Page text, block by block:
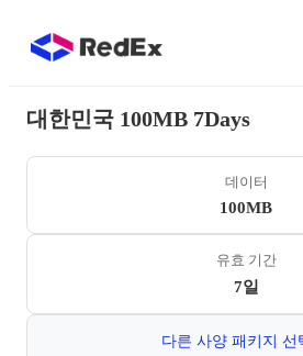
대한민국 100MB 7Days
데이터
100MB
유효 기간
7일
다른 사양 패키지 선